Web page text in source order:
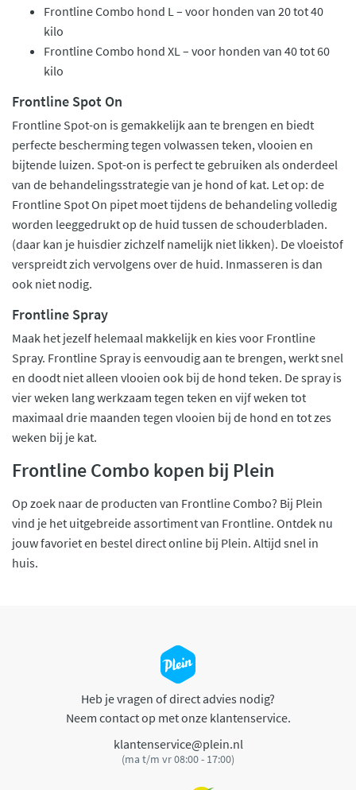
Frontline Combo hond L – voor honden van 20 tot 40
kilo
Frontline Combo hond XL – voor honden van 40 tot 60
kilo
Frontline Spot On
Frontline Spot-on is gemakkelijk aan te brengen en biedt
perfecte bescherming tegen volwassen teken, vlooien en
bijtende luizen. Spot-on is perfect te gebruiken als onderdeel
van de behandelingsstrategie van je hond of kat. Let op: de
Frontline Spot On pipet moet tijdens de behandeling volledig
worden leeggedrukt op de huid tussen de schouderbladen.
(daar kan je huisdier zichzelf namelijk niet likken). De vloeistof
verspreidt zich vervolgens over de huid. Inmasseren is dan
ook niet nodig.
Frontline Spray
Maak het jezelf helemaal makkelijk en kies voor Frontline
Spray. Frontline Spray is eenvoudig aan te brengen, werkt snel
en doodt niet alleen vlooien ook bij de hond teken. De spray is
vier weken lang werkzaam tegen teken en vijf weken tot
maximaal drie maanden tegen vlooien bij de hond en tot zes
weken bij je kat.
Frontline Combo kopen bij Plein
Op zoek naar de producten van Frontline Combo? Bij Plein
vind je het uitgebreide assortiment van Frontline. Ontdek nu
jouw favoriet en bestel direct online bij Plein. Altijd snel in
huis.
Heb je vragen of direct advies nodig?
Neem contact op met onze klantenservice.
klantenservice@plein.nl
(ma t/m vr 08:00 - 17:00)